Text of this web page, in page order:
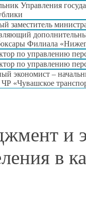
Управления
заместитель
Филиала
по управлению
по управлению
экономист –
«Чувашское
и
в